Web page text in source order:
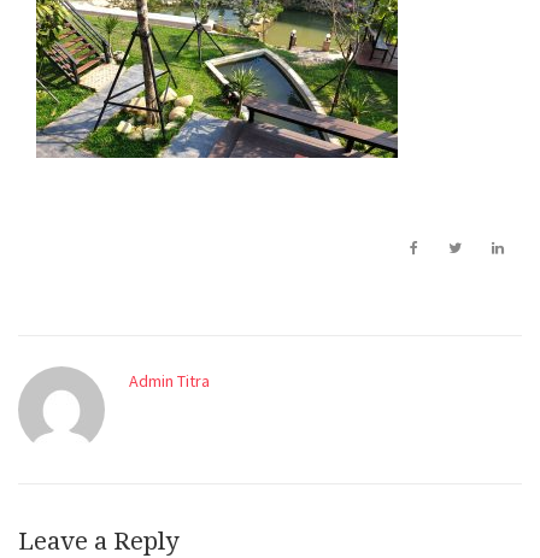
Admin Titra
Leave a Reply